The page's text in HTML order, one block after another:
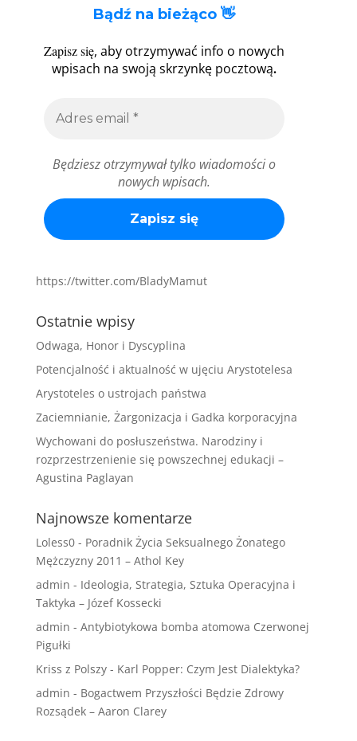
Bądź na bieżąco 👋
Zapisz się, aby otrzymywać info o nowych
wpisach na swoją skrzynkę pocztową.
Będziesz otrzymywał tylko wiadomości o
nowych wpisach.
https://twitter.com/BladyMamut
Ostatnie wpisy
Odwaga, Honor i Dyscyplina
Potencjalność i aktualność w ujęciu Arystotelesa
Arystoteles o ustrojach państwa
Zaciemnianie, Żargonizacja i Gadka korporacyjna
Wychowani do posłuszeństwa. Narodziny i
rozprzestrzenienie się powszechnej edukacji –
Agustina Paglayan
Najnowsze komentarze
Loless0- Poradnik Życia Seksualnego Żonatego
Mężczyzny 2011 – Athol Key
admin - Ideologia, Strategia, Sztuka Operacyjna i
Taktyka – Józef Kossecki
admin - Antybiotykowa bomba atomowa Czerwonej
Pigułki
Kriss z Polszy- Karl Popper: Czym Jest Dialektyka?
admin - Bogactwem Przyszłości Będzie Zdrowy
Rozsądek – Aaron Clarey